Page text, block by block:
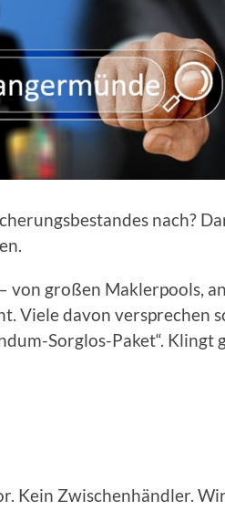
nach?
von großen Maklerpools,
Viele davon versprechen
Sorglos-Paket“. Klingt
Kein Zwischenhändler.